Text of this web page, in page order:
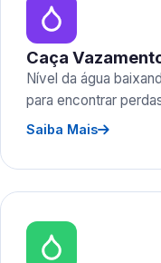
Caça
Nível da água
para encontrar
Saiba Mais